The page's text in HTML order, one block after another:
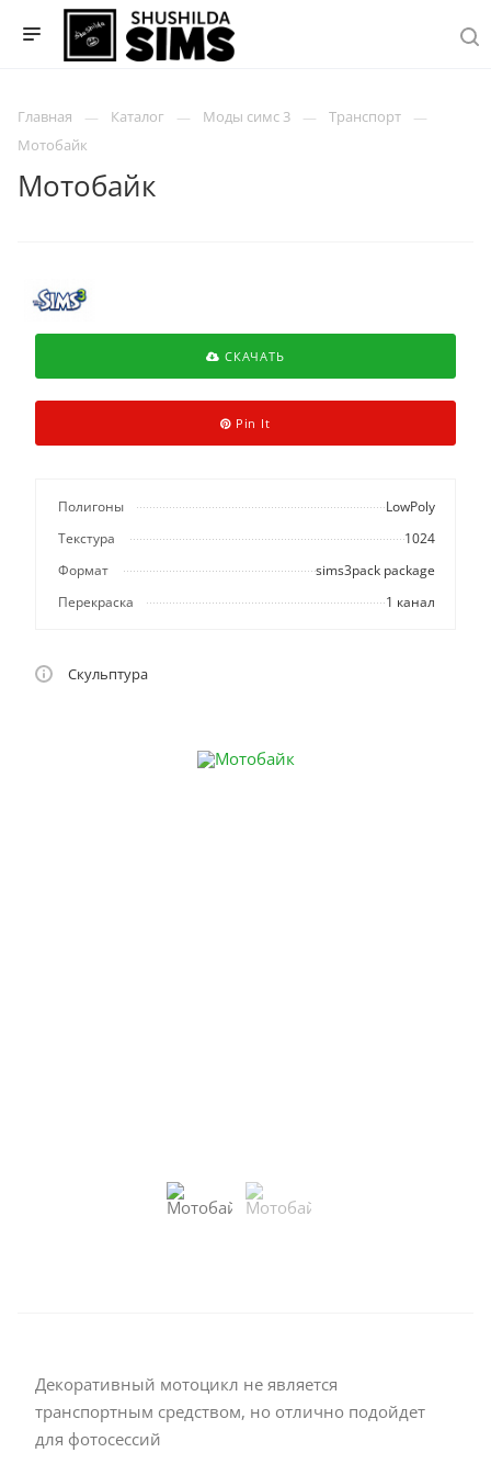
Главная Каталог Моды симс 3
Транспорт
Мотобайк
Мотобайк
СКАЧАТЬ
Pin It
Полигоны
LowPoly
Текстура
1024
Формат
sims3pack package
Перекраска
1 канал
Скульптура
Декоративный мотоцикл не является
транспортным средством, но отлично подойдет
для фотосессий